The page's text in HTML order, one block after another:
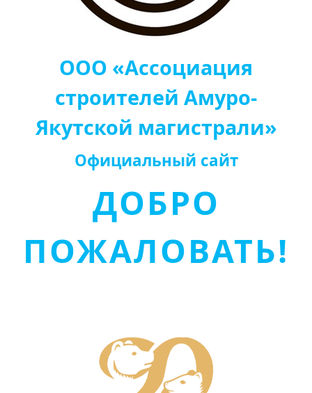
ООО «Ассоциация
строителей Амуро-
Якутской магистрали»
Официальный сайт
ДОБРО
ПОЖАЛОВАТЬ!